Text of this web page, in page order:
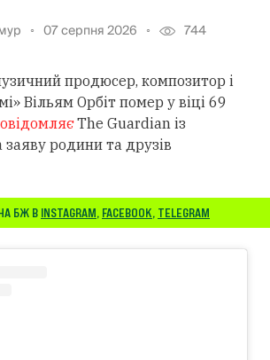
07 серпня 2026 744
продюсер, композитор і
Вільям Орбіт помер у віці 69
The Guardian із
заяву родини та друзів
БЖ В INSTAGRAM, FACEBOOK, TELEGRAM